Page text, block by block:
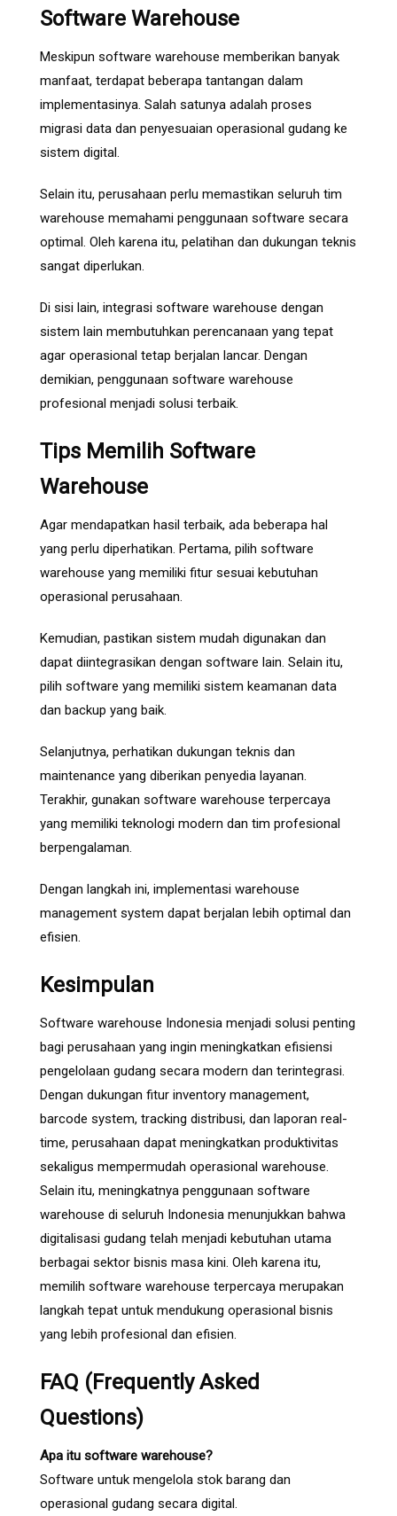
Software Warehouse
Meskipun software warehouse memberikan banyak
manfaat, terdapat beberapa tantangan dalam
implementasinya. Salah satunya adalah proses
migrasi data dan penyesuaian operasional gudang ke
sistem digital.
Selain itu, perusahaan perlu memastikan seluruh tim
warehouse memahami penggunaan software secara
optimal. Oleh karena itu, pelatihan dan dukungan teknis
sangat diperlukan.
Di sisi lain, integrasi software warehouse dengan
sistem lain membutuhkan perencanaan yang tepat
agar operasional tetap berjalan lancar. Dengan
demikian, penggunaan software warehouse
profesional menjadi solusi terbaik.
Tips Memilih Software
Warehouse
Agar mendapatkan hasil terbaik, ada beberapa hal
yang perlu diperhatikan. Pertama, pilih software
warehouse yang memiliki fitur sesuai kebutuhan
operasional perusahaan.
Kemudian, pastikan sistem mudah digunakan dan
dapat diintegrasikan dengan software lain. Selain itu,
pilih software yang memiliki sistem keamanan data
dan backup yang baik.
Selanjutnya, perhatikan dukungan teknis dan
maintenance yang diberikan penyedia layanan.
Terakhir, gunakan software warehouse terpercaya
yang memiliki teknologi modern dan tim profesional
berpengalaman.
Dengan langkah ini, implementasi warehouse
management system dapat berjalan lebih optimal dan
efisien.
Kesimpulan
Software warehouse Indonesia menjadi solusi penting
bagi perusahaan yang ingin meningkatkan efisiensi
pengelolaan gudang secara modern dan terintegrasi.
Dengan dukungan fitur inventory management,
barcode system, tracking distribusi, dan laporan real-
time, perusahaan dapat meningkatkan produktivitas
sekaligus mempermudah operasional warehouse.
Selain itu, meningkatnya penggunaan software
warehouse di seluruh Indonesia menunjukkan bahwa
digitalisasi gudang telah menjadi kebutuhan utama
berbagai sektor bisnis masa kini. Oleh karena itu,
memilih software warehouse terpercaya merupakan
langkah tepat untuk mendukung operasional bisnis
yang lebih profesional dan efisien.
FAQ (Frequently Asked
Questions)
Apa itu software warehouse?
Software untuk mengelola stok barang dan
operasional gudang secara digital.